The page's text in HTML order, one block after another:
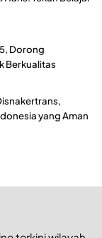
Dorong
Berkualitas
yang Aman